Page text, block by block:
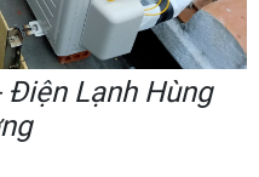
Điện Lạnh Hùng